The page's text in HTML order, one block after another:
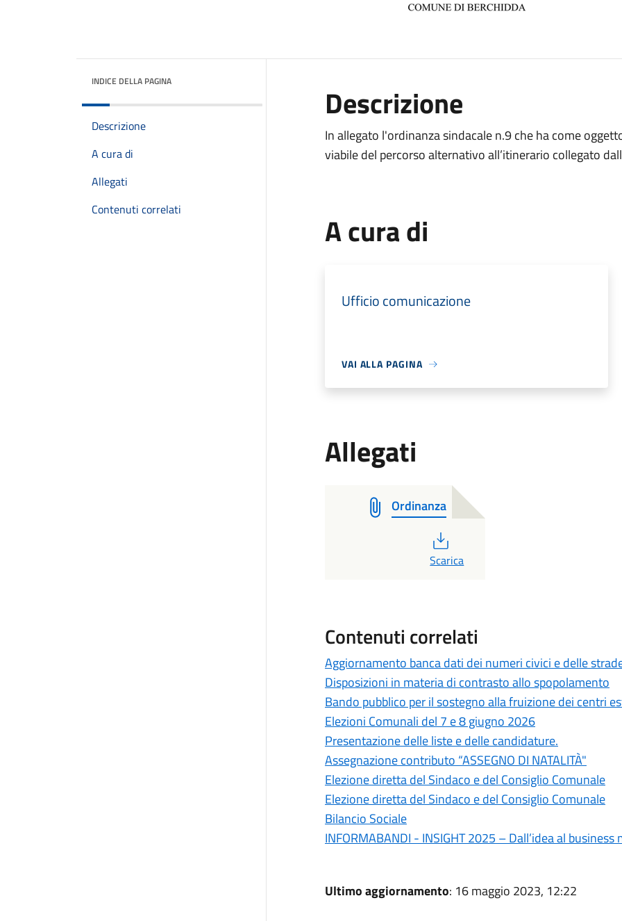
INDICE DELLA PAGINA
Descrizione
A cura di
Allegati
Contenuti correlati
Descrizione
In allegato l'ordinanza sindacale n.9 che ha come
viabile del percorso alternativo all’itinerario collegato
A cura di
Ufficio comunicazione
VAI ALLA PAGINA
Allegati
Ordinanza
PDF
Scarica
Contenuti correlati
Aggiornamento banca dati dei numeri civici e delle
Disposizioni in materia di contrasto allo spopolamento
Bando pubblico per il sostegno alla fruizione dei centri
Elezioni Comunali del 7 e 8 giugno 2026
Presentazione delle liste e delle candidature.
Assegnazione contributo “ASSEGNO DI NATALITÀ"
Elezione diretta del Sindaco e del Consiglio Comunale
Elezione diretta del Sindaco e del Consiglio Comunale
Bilancio Sociale
INFORMABANDI - INSIGHT 2025 – Dall’idea al business
Ultimo aggiornamento: 16 maggio 2023, 12:22